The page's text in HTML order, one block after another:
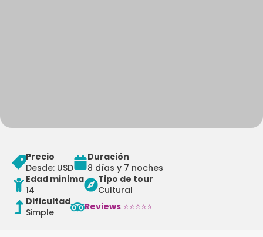
Precio
Desde: USD
Duración
8 días y 7 noches
Edad minima
14
Tipo de tour
Cultural
Dificultad
Simple
Reviews ⭐⭐⭐⭐⭐